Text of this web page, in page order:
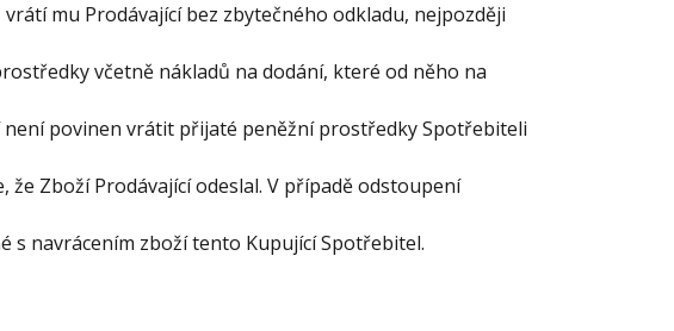
mu Prodávající bez zbytečného odkladu, nejpozději
včetně nákladů na dodání, které od něho na
povinen vrátit přijaté peněžní prostředky Spotřebiteli
Zboží Prodávající odeslal. V případě odstoupení
s navrácením zboží tento Kupující Spotřebitel.